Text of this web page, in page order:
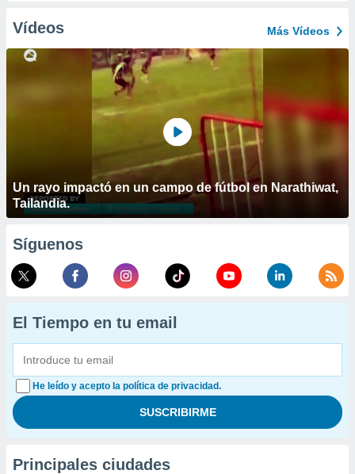
Vídeos Más Vídeos
Un rayo impactó en un campo de fútbol en Narathiwat,
Tailandia.
Síguenos
El Tiempo en tu email
He leído y acepto la política de privacidad.
Principales ciudades